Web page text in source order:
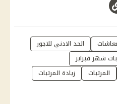
الحد الادني للاجور
شهر فبراير
المرتبات زيادة المرتبات